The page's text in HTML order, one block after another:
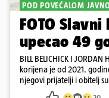
POD POVEĆALOM
FOTO
upecao 49
BILL BELICHICK I
korijena je od 2021.
njegovi prijatelji i obitelj
kontrolira